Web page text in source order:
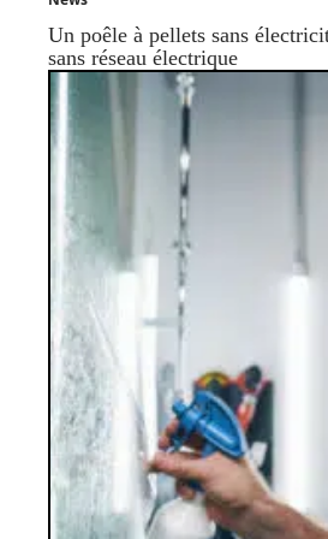
Un poêle à pellets sans
sans réseau électrique